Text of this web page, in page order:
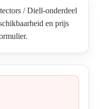
/ Diell-onderdeel
en prijs